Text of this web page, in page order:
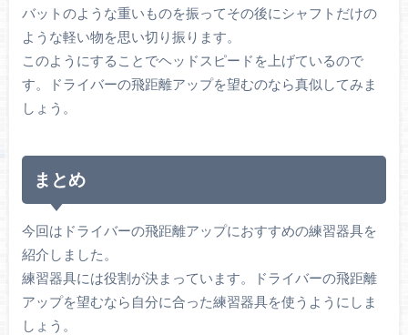
バットのような重いものを振ってその後にシャフトだけの
ような軽い物を思い切り振ります。
このようにすることでヘッドスピードを上げているので
す。ドライバーの飛距離アップを望むのなら真似してみま
しょう。
まとめ
今回はドライバーの飛距離アップにおすすめの練習器具を
紹介しました。
練習器具には役割が決まっています。ドライバーの飛距離
アップを望むなら自分に合った練習器具を使うようにしま
しょう。